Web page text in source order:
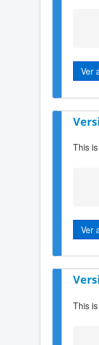
Ver
This
Ver
This